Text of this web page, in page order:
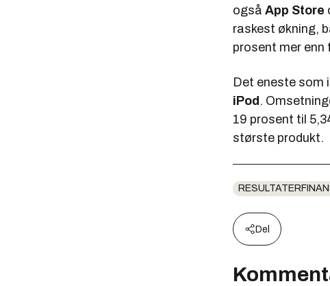
også App Store
raskest økning,
prosent mer enn
Det eneste som
iPod .
19 prosent til
største produkt.
Del